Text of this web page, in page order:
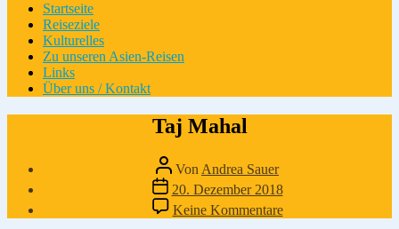
Startseite
Reiseziele
Kulturelles
Zu unseren Asien-Reisen
Links
Über uns / Kontakt
Taj Mahal
Beitragsautor
Von Andrea Sauer
Veröffentlichungsdatum
20. Dezember 2018
Keine Kommentarezu
Taj